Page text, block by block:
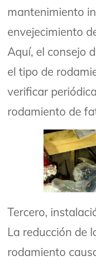
mantenimiento
envejecimiento
Aquí, el consejo
el tipo de
verificar
rodamiento de
Tercero,
La reducción de
rodamiento